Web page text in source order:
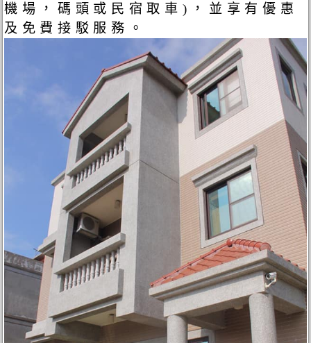
機場，碼頭或民宿取車)，並享有優惠
及免費接駁服務。